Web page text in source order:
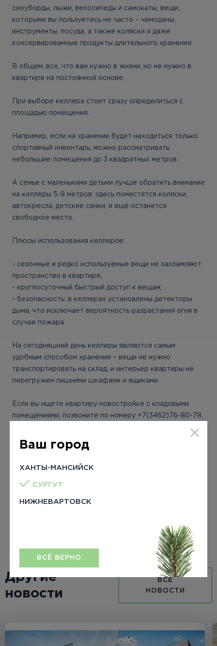
Ваш город
ХАНТЫ-МАНСИЙСК
СУРГУТ
НИЖНЕВАРТОВСК
ВСЁ ВЕРНО
сноуборды, лыжи, велосипеды и самокаты, вещи,
которыми вы пользуетесь не часто – чемоданы,
инструменты, посуда, а также коляски и даже
консервированные продукты длительного хранения.
В общем, все, что вам нужно в жизни, но не нужно в
квартире на постоянной основе.
При выборе келлера стоит сразу определиться с
площадью помещения.
Например, если на хранении будет находиться только
спортивный инвентарь, можно рассматривать
небольшие помещения до 3 квадратных метров.
А семье с маленькими детьми лучше обратить внимание
на келлеры 5-9 метров: здесь поместятся коляски,
автокресла, детские санки, и ещё останется
свободное место.
Плюсы использования келлеров:
- сезонные и редко используемые вещи не захламляют
пространство в квартире;
- круглосуточный быстрый доступ к вещам;
- безопасность: в келлерах установлены детекторы
дыма, что исключает вероятность разрастания огня в
случае пожара.
На сегодняшний день келлеры являются самым
удобным способом хранения – вещи не нужно
транспортировать на склад, и интерьер квартиры не
перегружен лишними шкафами и ящиками.
Если вы ищете квартиру новостройке с кладовыми
помещениями, позвоните по номеру +7(3462)76-80-78,
предложения.
Другие
новости
ВСЕ
НОВОСТИ